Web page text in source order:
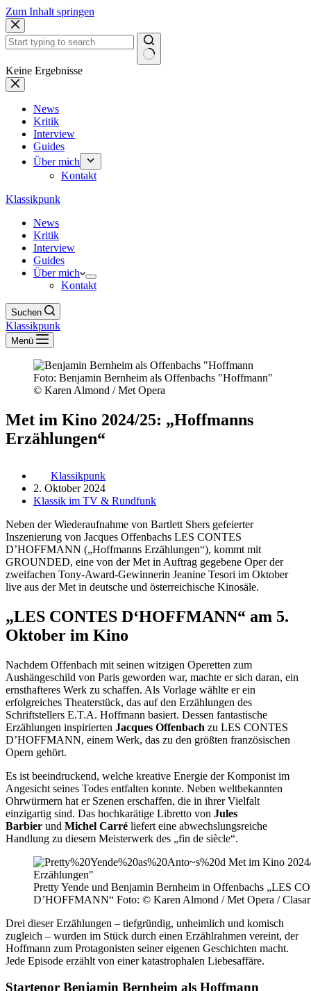
Zum Inhalt springen
Keine Ergebnisse
News
Kritik
Interview
Guides
Über mich
Kontakt
Klassikpunk
News
Kritik
Interview
Guides
Über mich
Kontakt
Suchen
Klassikpunk
Menü
Foto: Benjamin Bernheim als Offenbachs "Hoffmann"
© Karen Almond / Met Opera
Met im Kino 2024/25: „Hoffmanns
Erzählungen“
Klassikpunk
2. Oktober 2024
Klassik im TV & Rundfunk
Neben der Wiederaufnahme von Bartlett Shers gefeierter
Inszenierung von Jacques Offenbachs LES CONTES
D’HOFFMANN („Hoffmanns Erzählungen“), kommt mit
GROUNDED, eine von der Met in Auftrag gegebene Oper der
zweifachen Tony-Award-Gewinnerin Jeanine Tesori im Oktober
live aus der Met in deutsche und österreichische Kinosäle.
„LES CONTES D‘HOFFMANN“ am 5.
Oktober im Kino
Nachdem Offenbach mit seinen witzigen Operetten zum
Aushängeschild von Paris geworden war, machte er sich daran, ein
ernsthafteres Werk zu schaffen. Als Vorlage wählte er ein
erfolgreiches Theaterstück, das auf den Erzählungen des
Schriftstellers E.T.A. Hoffmann basiert. Dessen fantastische
Erzählungen inspirierten Jacques Offenbach zu LES CONTES
D’HOFFMANN, einem Werk, das zu den größten französischen
Opern gehört.
Es ist beeindruckend, welche kreative Energie der Komponist im
Angesicht seines Todes entfalten konnte. Neben weltbekannten
Ohrwürmern hat er Szenen erschaffen, die in ihrer Vielfalt
einzigartig sind. Das hochkarätige Libretto von Jules
Barbier und Michel Carré liefert eine abwechslungsreiche
Handlung zu diesem Meisterwerk des „fin de siècle“.
Pretty Yende und Benjamin Bernheim in Offenbachs „LES
D’HOFFMANN“ Foto: © Karen Almond / Met Opera /
Drei dieser Erzählungen – tiefgründig, unheimlich und komisch
zugleich – wurden im Stück durch einen Erzählrahmen vereint, der
Hoffmann zum Protagonisten seiner eigenen Geschichten macht.
Jede Episode erzählt von einer katastrophalen Liebesaffäre.
Startenor Benjamin Bernheim als Hoffmann